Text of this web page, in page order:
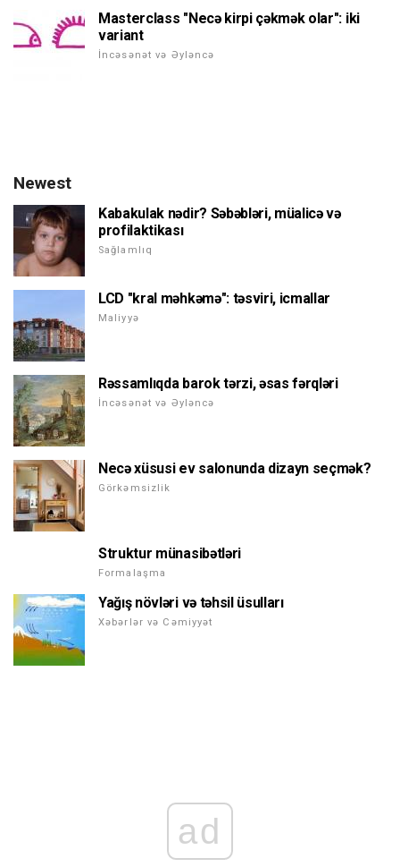
Masterclass "Necə kirpi çəkmək olar": iki
variant
İncəsənət və Əyləncə
Newest
Kabakulak nədir? Səbəbləri, müalicə və
profilaktikası
Sağlamlıq
LCD "kral məhkəmə": təsviri, icmallar
Maliyyə
Rəssamlıqda barok tərzi, əsas fərqləri
İncəsənət və Əyləncə
Necə xüsusi ev salonunda dizayn seçmək?
Görkəmsizlik
Struktur münasibətləri
Formalaşma
Yağış növləri və təhsil üsulları
Xəbərlər və Cəmiyyət
ad